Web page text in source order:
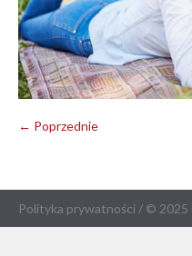
← Poprzednie
Polityka prywatności / © 2025